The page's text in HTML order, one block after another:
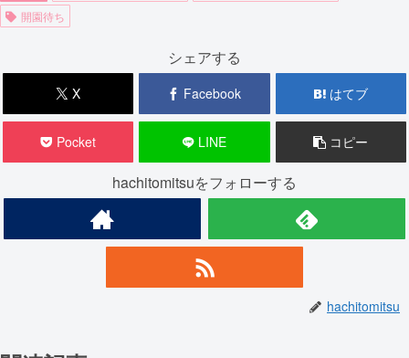
開園待ち
シェアする
X Facebook はてブ
Pocket LINE コピー
hachitomitsuをフォローする
hachitomitsu